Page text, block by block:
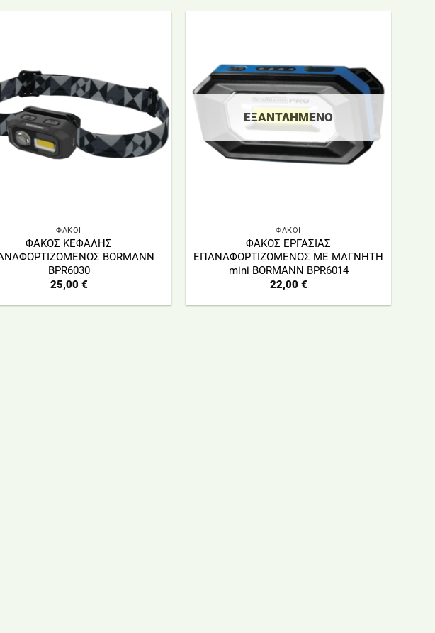
ΦΑΚΟΙ
ΦΑΚΟΣ ΚΕΦΑΛΗΣ
BORMANN
BPR6030
25,00 €
ΕΞΑΝΤΛΗΜΈΝΟ
ΦΑΚΟΙ
ΦΑΚΟΣ ΕΡΓΑΣΙΑΣ
ΕΠΑΝΑΦΟΡΤΙΖΟΜΕΝΟΣ ΜΕ ΜΑΓΝΗΤΗ
mini BORMANN BPR6014
22,00 €